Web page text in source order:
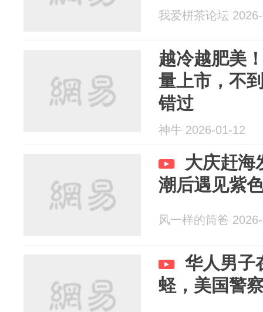
我爱栟茶论坛
越冷越肥美
量上市，不
错过
神牛 2026-01-12
大庆赶海
潮后遇见紫
风一样的筒爸
华人男子
蛏，美国警